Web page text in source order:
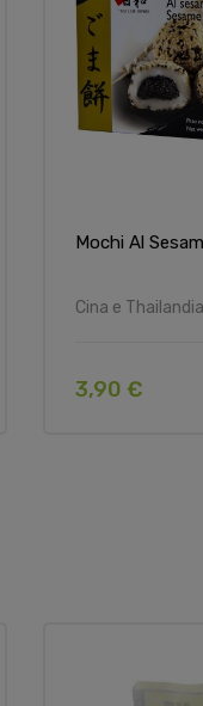
Mochi Al
Cina e Thailandia
3,90 €